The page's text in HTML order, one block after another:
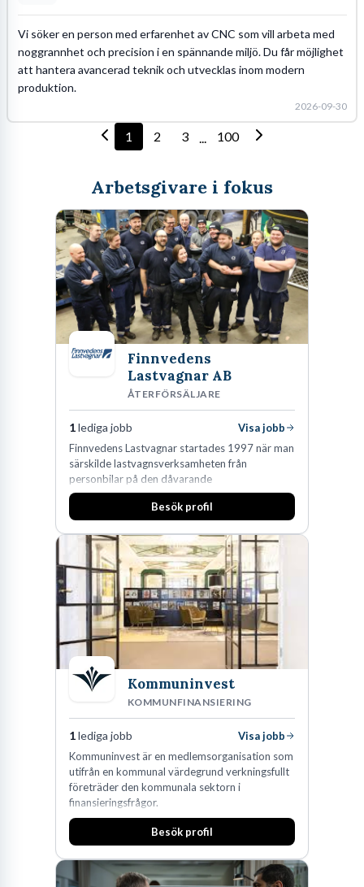
Vi söker en person med erfarenhet av CNC som vill arbeta med
noggrannhet och precision i en spännande miljö. Du får möjlighet
att hantera avancerad teknik och utvecklas inom modern
produktion.
2026-09-30
1 2 3 ... 100
Arbetsgivare i fokus
Finnvedens
Lastvagnar AB
ÅTERFÖRSÄLJARE
1lediga jobb
Visa jobb
Finnvedens Lastvagnar startades 1997 när man
särskilde lastvagnsverksamheten från
personbilar på den dåvarande
huvudanläggningen i Värnamo. Sedan dess har
man expanderat kraftigt genom ett antal
den största privata återförsäljaren av Volvo
Lastvagnar och finns representerade på 20
orter i södra Sverige.
Besök profil
Kommuninvest
KOMMUNFINANSIERING
1lediga jobb
Visa jobb
Kommuninvest är en medlemsorganisation som
utifrån en kommunal värdegrund verkningsfullt
företräder den kommunala sektorn i
finansieringsfrågor.
Besök profil